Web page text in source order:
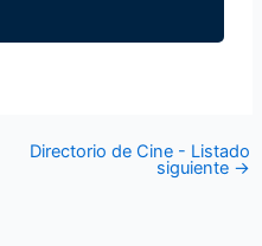
Directorio de Cine - Listado
siguiente →